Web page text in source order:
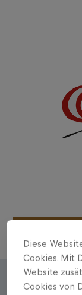
Diese
Cookies. Mit
Website
Cookies von